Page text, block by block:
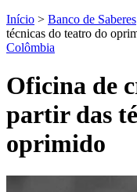
Início > Banco de Saberes
técnicas do teatro do
Colômbia
Oficina de
partir das
oprimido